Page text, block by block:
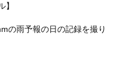
】
の雨予報の日の記録を撮り